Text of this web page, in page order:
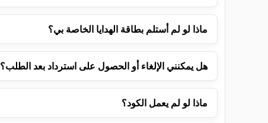
ماذا لو لم أستلم بطاقة الهدايا الخاصة بي؟
هل يمكنني الإلغاء أو الحصول على استرداد بعد الطلب؟
ماذا لو لم يعمل الكود؟